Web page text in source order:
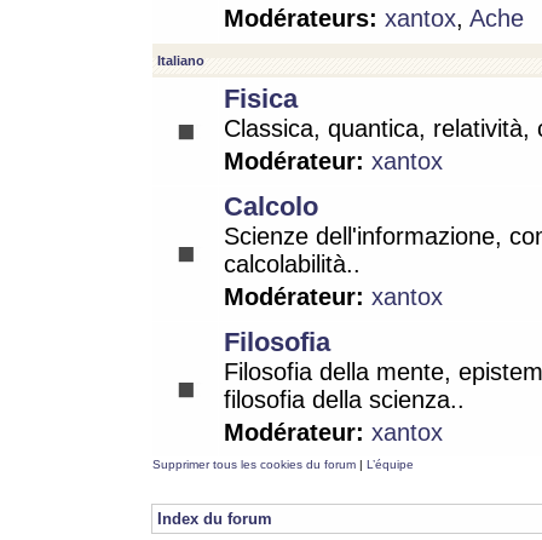
Modérateurs: xantox, Ache
Italiano
Fisica
Classica, quantica, relatività,
Modérateur: xantox
Calcolo
Scienze dell'informazione,
calcolabilità..
Modérateur: xantox
Filosofia
Filosofia della mente,
filosofia della scienza..
Modérateur: xantox
Supprimer tous les cookies du forum | L’équipe
Index du forum